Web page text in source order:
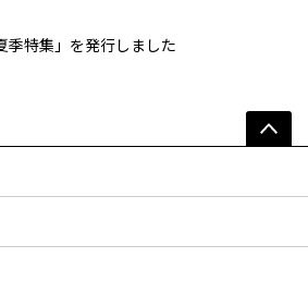
特集」を発行しました